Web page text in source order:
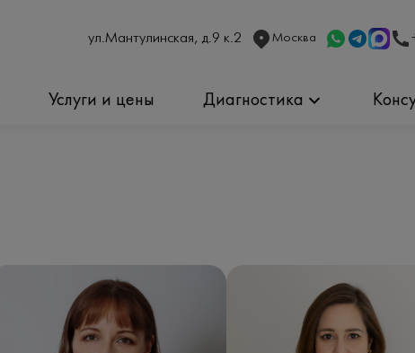
ул.Мантулинская, д.9 к.2 Москва
Услуги и цены Диагностика